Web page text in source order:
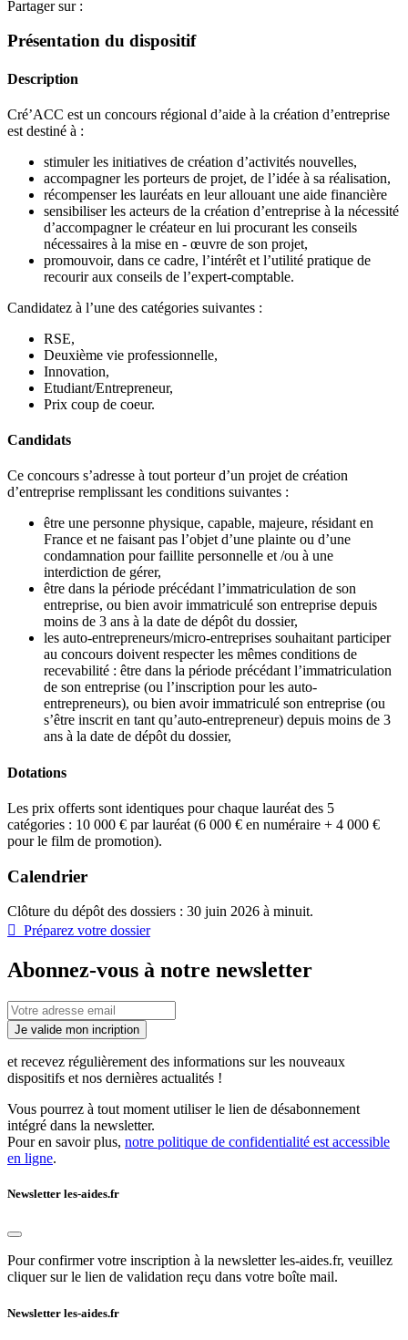
Partager sur :
Présentation du dispositif
Description
Cré’ACC est un concours régional d’aide à la création d’entreprise
est destiné à :
stimuler les initiatives de création d’activités nouvelles,
accompagner les porteurs de projet, de l’idée à sa réalisation,
récompenser les lauréats en leur allouant une aide financière
sensibiliser les acteurs de la création d’entreprise à la nécessité
d’accompagner le créateur en lui procurant les conseils
nécessaires à la mise en - œuvre de son projet,
promouvoir, dans ce cadre, l’intérêt et l’utilité pratique de
recourir aux conseils de l’expert-comptable.
Candidatez à l’une des catégories suivantes :
RSE,
Deuxième vie professionnelle,
Innovation,
Etudiant/Entrepreneur,
Prix coup de coeur.
Candidats
Ce concours s’adresse à tout porteur d’un projet de création
d’entreprise remplissant les conditions suivantes :
être une personne physique, capable, majeure, résidant en
France et ne faisant pas l’objet d’une plainte ou d’une
condamnation pour faillite personnelle et /ou à une
interdiction de gérer,
être dans la période précédant l’immatriculation de son
entreprise, ou bien avoir immatriculé son entreprise depuis
moins de 3 ans à la date de dépôt du dossier,
les auto-entrepreneurs/micro-entreprises souhaitant participer
au concours doivent respecter les mêmes conditions de
recevabilité : être dans la période précédant l’immatriculation
de son entreprise (ou l’inscription pour les auto-
entrepreneurs), ou bien avoir immatriculé son entreprise (ou
s’être inscrit en tant qu’auto-entrepreneur) depuis moins de 3
ans à la date de dépôt du dossier,
Dotations
Les prix offerts sont identiques pour chaque lauréat des 5
catégories : 10 000 € par lauréat (6 000 € en numéraire + 4 000 €
pour le film de promotion).
Calendrier
Clôture du dépôt des dossiers : 30 juin 2026 à minuit.
 Préparez votre dossier
Abonnez-vous à notre newsletter
Je valide mon incription
et recevez régulièrement des informations sur les nouveaux
dispositifs et nos dernières actualités !
Vous pourrez à tout moment utiliser le lien de désabonnement
intégré dans la newsletter.
Pour en savoir plus, notre politique de confidentialité est accessible
en ligne.
Newsletter les-aides.fr
Pour confirmer votre inscription à la newsletter les-aides.fr, veuillez
cliquer sur le lien de validation reçu dans votre boîte mail.
Newsletter les-aides.fr